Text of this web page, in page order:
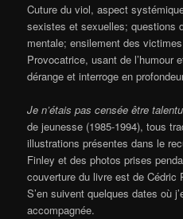
Cuture du viol, aspect
sexistes et sexuelles; questions
mentale; ensilement des
Provocatrice, usant de l’humour
dérange et interroge en
Je n’étais pas censée être
de jeunesse (1985-1994), tous
illustrations présentes dans le
Finley et des photos prises
couverture du livre est de Cédric
S’en suivent quelques dates où
accompagnée.